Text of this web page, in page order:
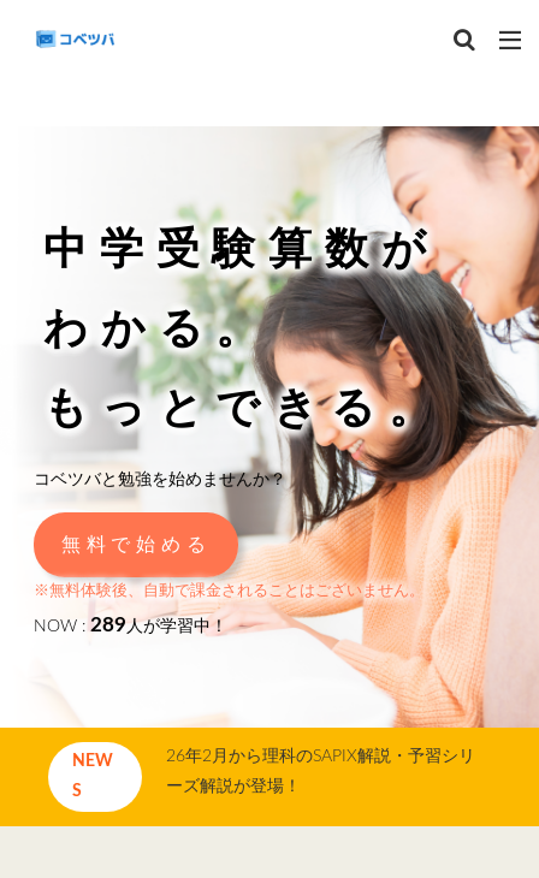
中学受験算数が
わかる。
もっとできる。
コベツバと勉強を始めませんか？
無料で始める
※無料体験後、自動で課金されることはございません。
NOW : 289人が学習中！
NEW
S
26年2月から理科のSAPIX解説・予習シリ
ーズ解説が登場！
算数 理科 3年生 後期(9月~11月)
サピックス 予習シリーズ 四谷大塚
早稲田アカデミー 英進館 中学受験算数
4年生 入試分析・志望校別対策
解体新書 保存版 学習法記事 テスト速報
学習相談への回答 コベツバradio（音声コンテンツ）
各No(ナンバー)についての話 ケアレスミス
SAPIXデイリーチェック
SAPIXマンスリー確認/復習テスト SAPIX組分けテスト
四谷大塚週テスト
四谷大塚公開組分けテスト 四谷大塚合不合判定テスト
四谷大塚志望校判定テスト 新学年(1月〜2月)
前期(3月〜7月)